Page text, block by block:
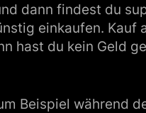
dann findest du
einkaufen.
hast du kein Geld
Beispiel während